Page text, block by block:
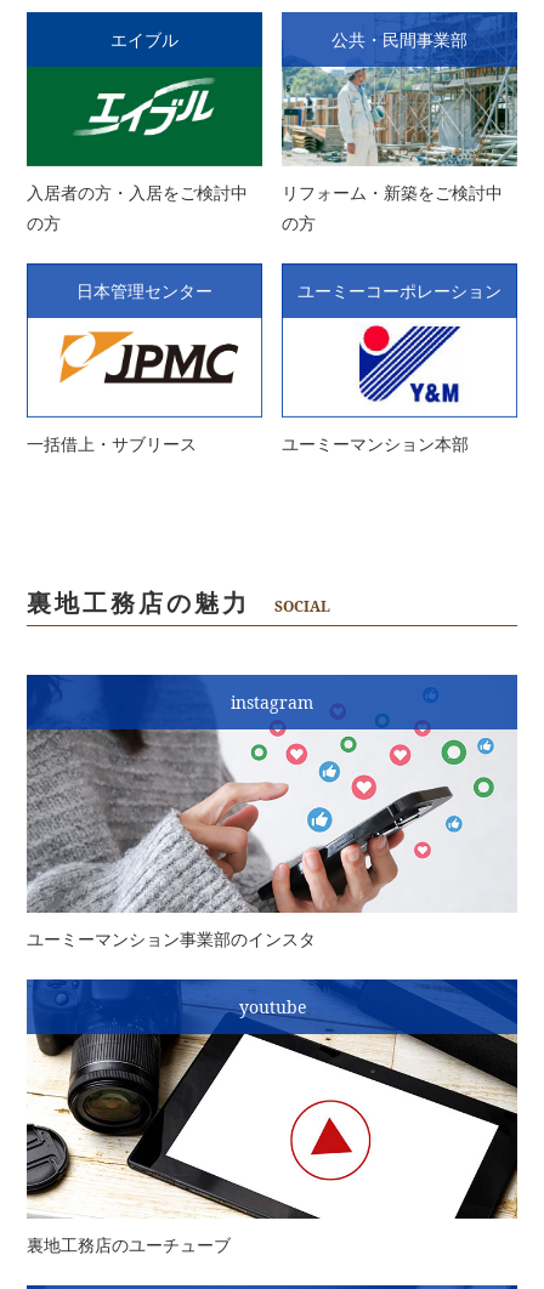
エイブル
入居者の方・入居をご検討中
の方
公共・民間事業部
リフォーム・新築をご検討中
の方
日本管理センター
一括借上・サブリース
ユーミーコーポレーション
ユーミーマンション本部
裏地工務店の魅力 SOCIAL
instagram
ユーミーマンション事業部のインスタ
youtube
裏地工務店のユーチューブ